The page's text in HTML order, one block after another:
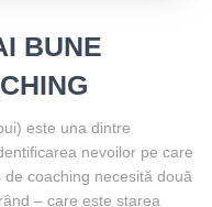
BUNE
este una dintre
nevoilor pe care
coaching necesită două
– care este starea